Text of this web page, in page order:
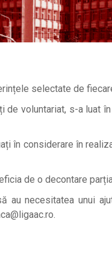
selectate de
de voluntariat, s-a luat
în considerare în
de o decontare
au necesitatea unui